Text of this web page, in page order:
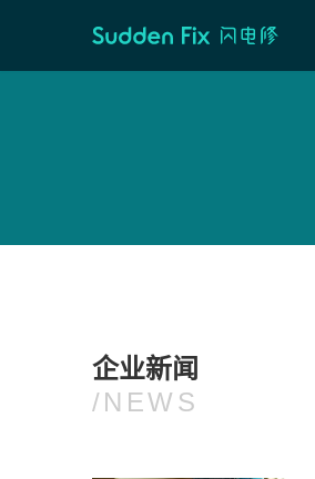
企业新闻
/NEWS